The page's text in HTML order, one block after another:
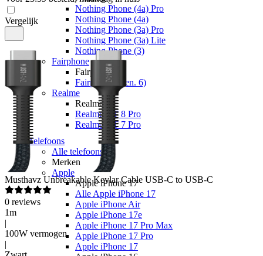
Nothing Phone (4a) Pro
Nothing Phone (4a)
Nothing Phone (3a) Pro
Nothing Phone (3a) Lite
Nothing Phone (3)
Fairphone
Fairphone
Fairphone (Gen. 6)
Realme
Realme
Realme GT 8 Pro
Realme GT 7 Pro
Telefoons
Alle telefoons
Merken
Apple
Apple iPhone 17
Alle Apple iPhone 17
Apple iPhone Air
Apple iPhone 17e
Apple iPhone 17 Pro Max
Apple iPhone 17 Pro
Apple iPhone 17
Vergelijk
Musthavz Unbreakable Kevlar Cable USB-C to USB-C
0 reviews
1m
|
100W vermogen
|